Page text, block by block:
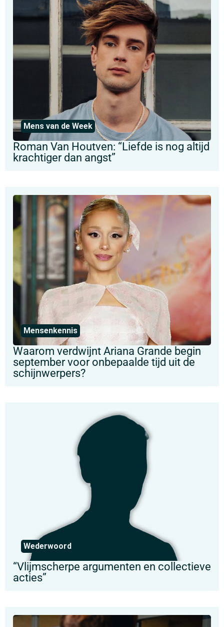
Mens van de Week
Roman Van Houtven: “Liefde is nog altijd
krachtiger dan angst”
Mensenkennis
Waarom verdwijnt Ariana Grande begin
september voor onbepaalde tijd uit de
schijnwerpers?
Wederwoord
“Vlijmscherpe argumenten en collectieve
acties”